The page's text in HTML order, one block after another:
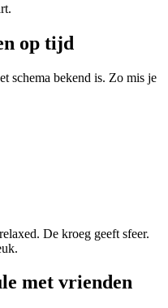
op tijd
schema bekend is. Zo mis je
De kroeg geeft sfeer.
met vrienden